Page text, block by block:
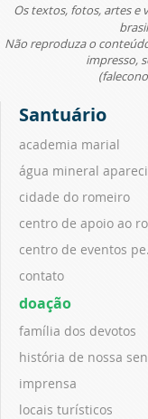
Os textos, fotos, artes e
Não reproduza o
impresso,
Santuário
academia marial
água mineral
cidade do romeiro
centro de apoio ao
centro de eventos
contato
doação
família dos devotos
história de nossa
imprensa
locais turísticos